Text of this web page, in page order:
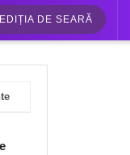
EDIȚIA DE SEARĂ